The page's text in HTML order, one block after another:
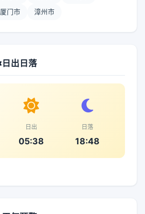
厦门市 漳州市
日出日落
日出
05:38
日落
18:48